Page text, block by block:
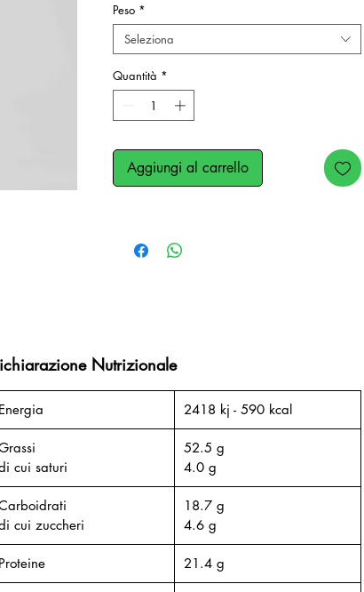
Peso *
Seleziona
Quantità *
Aggiungi al carrello
Nutrizionale
Energia 2418 kj - 590 kcal
cui saturi
52.5 g
4.0 g
cui zuccheri
18.7 g
4.6 g
Proteine 21.4 g